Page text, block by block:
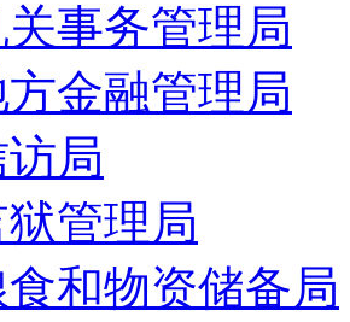
事务管理局
金融管理局
局
管理局
和物资储备局